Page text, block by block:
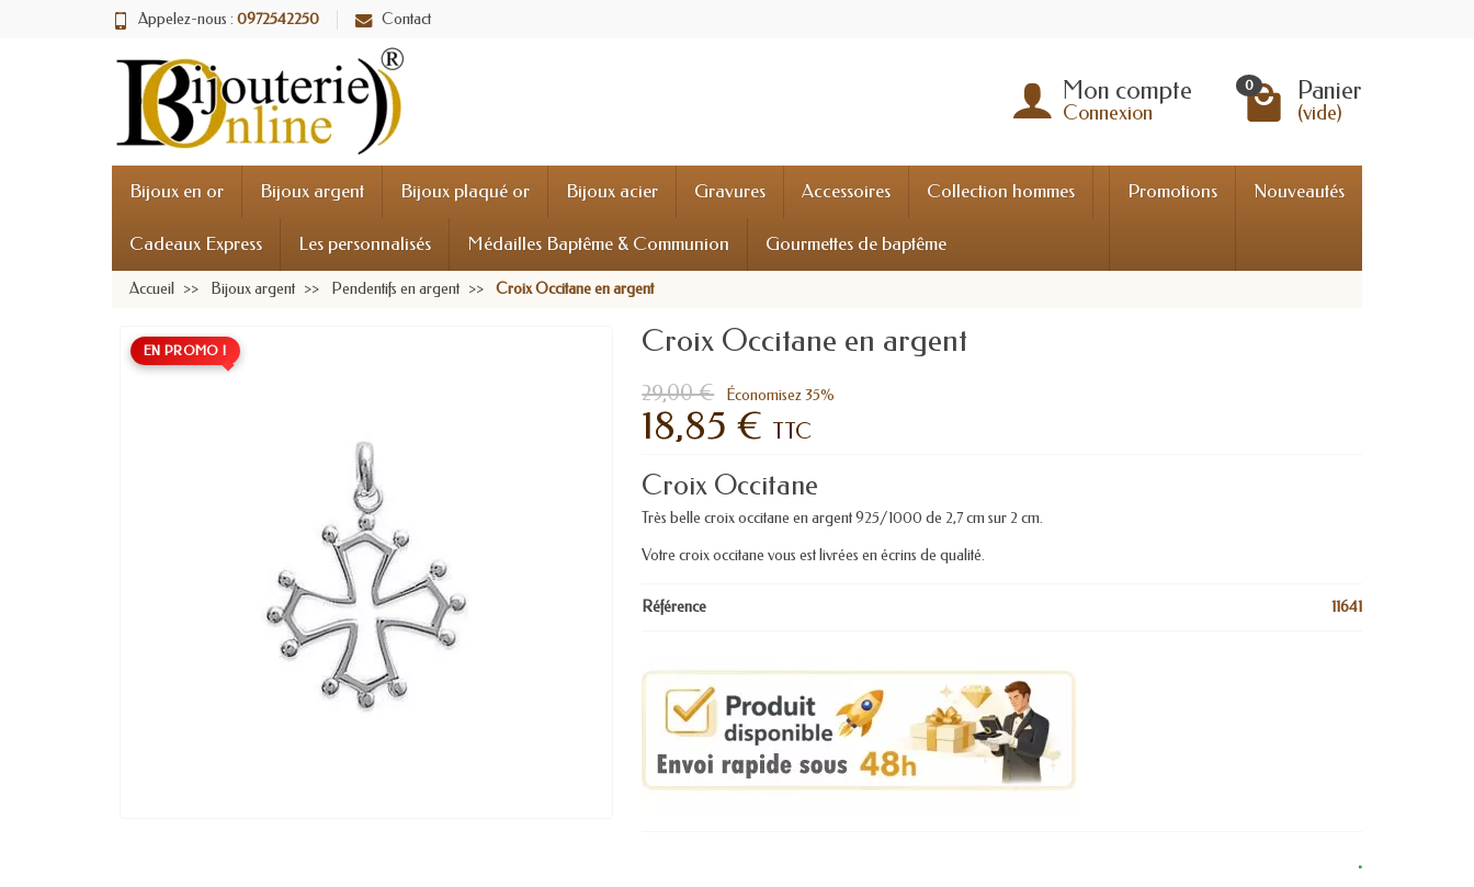
Appelez-nous : 0972542250 Contact
Mon compte
Connexion
0 Panier
(vide)
Bijoux en or Bijoux argent Bijoux plaqué or Bijoux acier Gravures Accessoires Collection hommes
Cadeaux Express Les personnalisés Médailles Baptême & Communion Gourmettes de baptême
Promotions Nouveautés
Accueil Bijoux argent Pendentifs en argent Croix Occitane en argent
EN PROMO ! Croix Occitane en argent
29,00 € Économisez 35%
18,85 € TTC
Croix Occitane
Très belle croix occitane en argent 925/1000 de 2,7 cm sur 2 cm.
Votre croix occitane vous est livrées en écrins de qualité.
Référence 11641
.